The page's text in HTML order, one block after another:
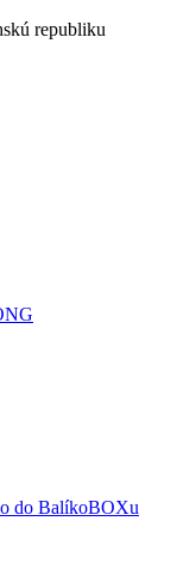
republiku
do BalíkoBOXu